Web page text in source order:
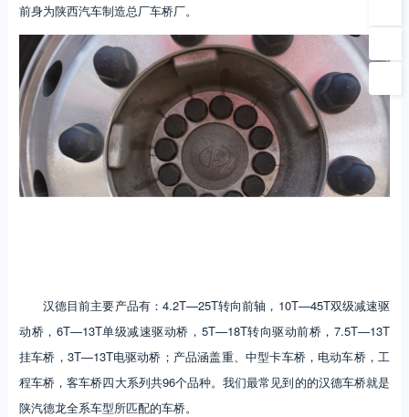
前身为陕西汽车制造总厂车桥厂。
汉德目前主要产品有：4.2T—25T转向前轴，10T—45T双级减速驱
动桥，6T—13T单级减速驱动桥，5T—18T转向驱动前桥，7.5T—13T
挂车桥，3T—13T电驱动桥；产品涵盖重、中型卡车桥，电动车桥，工
程车桥，客车桥四大系列共96个品种。我们最常见到的的汉德车桥就是
陕汽德龙全系车型所匹配的车桥。